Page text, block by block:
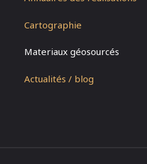
Cartographie
Materiaux géosourcés
Actualités / blog